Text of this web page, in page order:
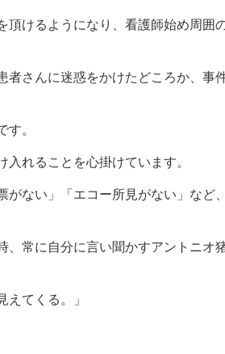
頂けるようになり、看護師始め周囲
者さんに迷惑をかけたどころか、事
。
れることを心掛けています。
がない」「エコー所見がない」など
、常に自分に言い聞かすアントニオ
えてくる。」